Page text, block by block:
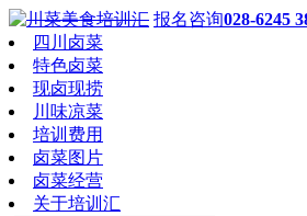
报名咨询028-6245
四川卤菜
特色卤菜
现卤现捞
川味凉菜
培训费用
卤菜图片
卤菜经营
关于培训汇